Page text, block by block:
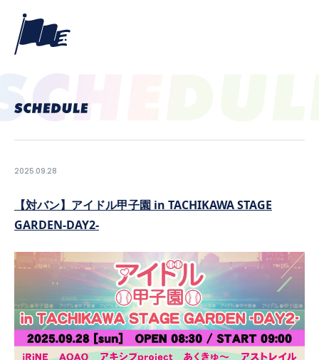
2025.09.28
【対バン】アイドル甲子園 in TACHIKAWA STAGE
GARDEN-DAY2-